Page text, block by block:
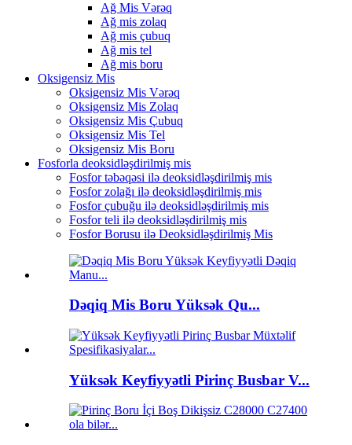
Ağ Mis Vərəq
Ağ mis zolaq
Ağ mis çubuq
Ağ mis tel
Ağ mis boru
Oksigensiz Mis
Oksigensiz Mis Vərəq
Oksigensiz Mis Zolaq
Oksigensiz Mis Çubuq
Oksigensiz Mis Tel
Oksigensiz Mis Boru
Fosforla deoksidləşdirilmiş mis
Fosfor təbəqəsi ilə deoksidləşdirilmiş mis
Fosfor zolağı ilə deoksidləşdirilmiş mis
Fosfor çubuğu ilə deoksidləşdirilmiş mis
Fosfor teli ilə deoksidləşdirilmiş mis
Fosfor Borusu ilə Deoksidləşdirilmiş Mis
Dəqiq Mis Boru Yüksək Qu...
Yüksək Keyfiyyətli Pirinç Busbar V...